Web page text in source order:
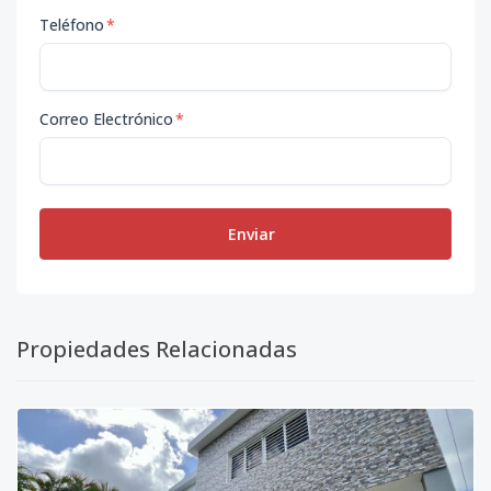
Teléfono*
Correo Electrónico*
Enviar
Propiedades Relacionadas